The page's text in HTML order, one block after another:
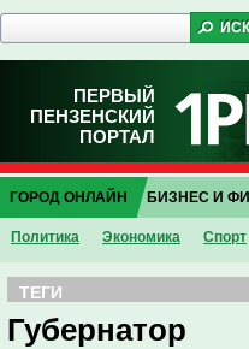
ПЕРВЫЙ
ПЕНЗЕНСКИЙ
ПОРТАЛ
ГОРОД ОНЛАЙН
Политика Экономика Спорт
БИЗНЕС И
ТЕГИ
Губернатор